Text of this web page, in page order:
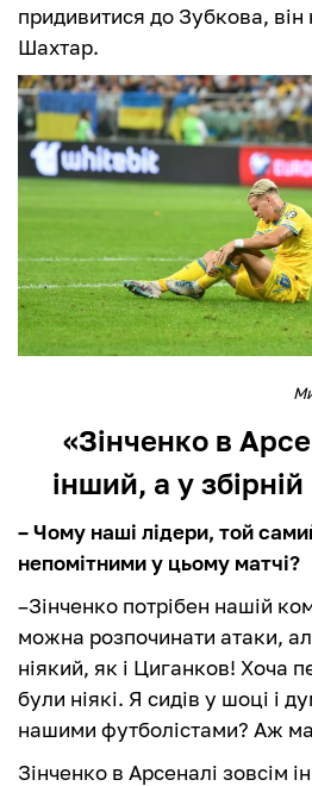
придивитися до Зубкова, він
Шахтар.
«Зінченко в
інший, а у
– Чому наші лідери, той
непомітними у цьому матчі?
–Зінченко потрібен нашій
можна розпочинати атаки,
ніякий, як і Циганков! Хоча
були ніякі. Я сидів у шоці і
нашими футболістами? Аж
Зінченко в Арсеналі зовсім